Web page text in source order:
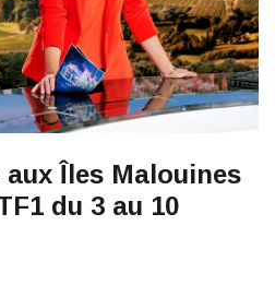
Îles Malouines
du 3 au 10